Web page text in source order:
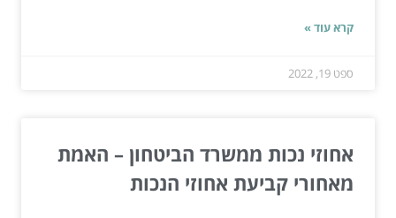
קרא עוד »
ספט 19, 2022
אחוזי נכות ממשרד הביטחון – האמת
מאחורי קביעת אחוזי הנכות